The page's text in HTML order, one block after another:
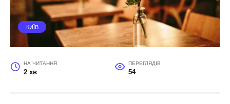
КИЇВ
НА ЧИТАННЯ
2 хв
ПЕРЕГЛЯДІВ
54